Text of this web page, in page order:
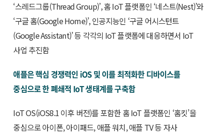
‘스레드그룹(Thread Group)’, 홈 IoT 플랫폼인 ‘네스트(Nest)’와
‘구글 홈(Google Home)’, 인공지능인 ‘구글 어시스턴트
(Google Assistant)’ 등 각각의 IoT 플랫폼에 대응하면서 IoT
사업 추진함
애플은 핵심 경쟁력인 iOS 및 이를 최적화한 디바이스를
중심으로 한 폐쇄적 IoT 생태계를 구축함
IoT OS(iOS8.1 이후 버전)를 포함한 홈 IoT 플랫폼인 ‘홈킷’을
중심으로 아이폰, 아이패드, 애플 워치, 애플 TV 등 자사